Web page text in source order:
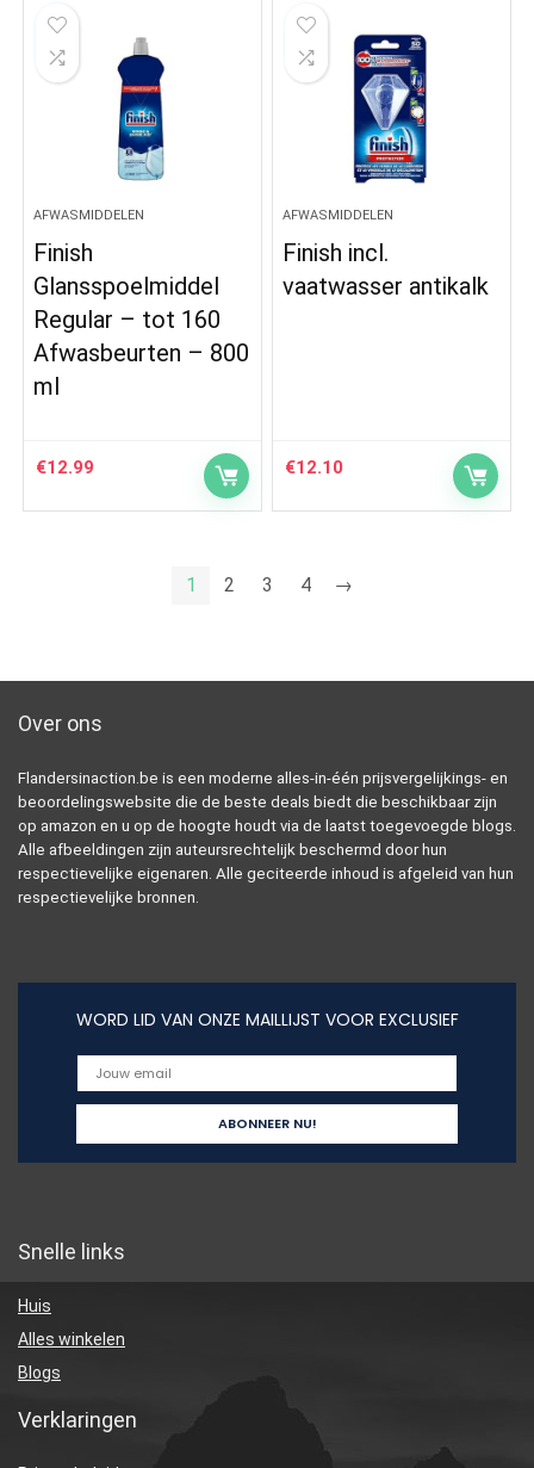
AFWASMIDDELEN
Finish
Glansspoelmiddel
Regular – tot 160
Afwasbeurten – 800
ml
€12.99
AFWASMIDDELEN
Finish incl.
vaatwasser antikalk
€12.10
1 2 3 4 →
Over ons
Flandersinaction.be is een moderne alles-in-één prijsvergelijkings- en
beoordelingswebsite die de beste deals biedt die beschikbaar zijn
op amazon en u op de hoogte houdt via de laatst toegevoegde blogs.
Alle afbeeldingen zijn auteursrechtelijk beschermd door hun
respectievelijke eigenaren. Alle geciteerde inhoud is afgeleid van hun
respectievelijke bronnen.
WORD LID VAN ONZE MAILLIJST VOOR EXCLUSIEF
Snelle links
Huis
Alles winkelen
Blogs
Verklaringen